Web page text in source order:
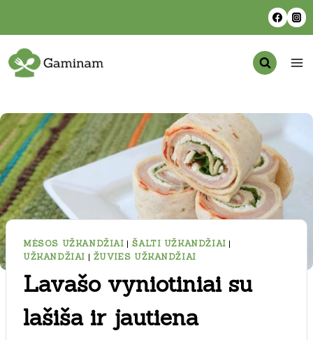
content
MĖSOS UŽKANDŽIAI |ŠALTI UŽKANDŽIAI |
UŽKANDŽIAI | ŽUVIES UŽKANDŽIAI
Lavašo vyniotiniai su
lašiša ir jautiena